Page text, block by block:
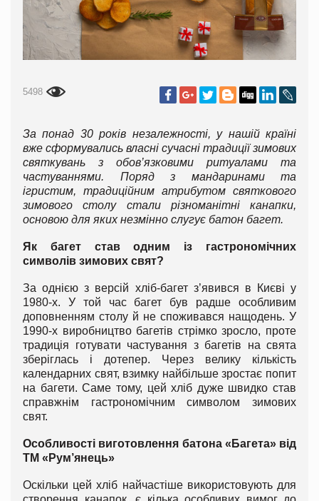
5498
За понад 30 років незалежності, у нашій країні
вже сформувались власні сучасні традиції зимових
святкувань з обов’язковими ритуалами та
частуваннями. Поряд з мандаринами та
ігристим, традиційним атрибутом святкового
зимового столу стали різноманітні канапки,
основою для яких незмінно слугує батон багет.
Як багет став одним із гастрономічних
символів зимових свят?
За однією з версій хліб-багет з’явився в Києві у
1980-х. У той час багет був радше особливим
доповненням столу й не споживався нащодень. У
1990-х виробництво багетів стрімко зросло, проте
традиція готувати частування з багетів на свята
зберіглась і дотепер. Через велику кількість
календарних свят, взимку найбільше зростає попит
на багети. Саме тому, цей хліб дуже швидко став
справжнім гастрономічним символом зимових
свят.
Особливості виготовлення батона «Багета» від
ТМ «Рум’янець»
Оскільки цей хліб найчастіше використовують для